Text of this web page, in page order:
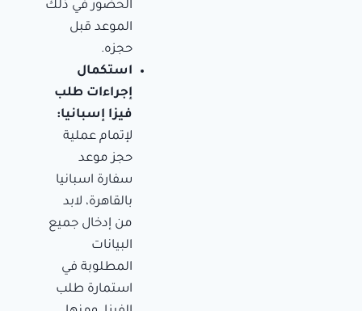
الحضور في ذلك
الموعد قبل
حجزه.
استكمال
إجراءات طلب
فيزا إسبانيا:
لإتمام عملية
حجز موعد
سفارة اسبانيا
بالقاهرة، لابد
من إدخال جميع
البيانات
المطلوبة في
استمارة طلب